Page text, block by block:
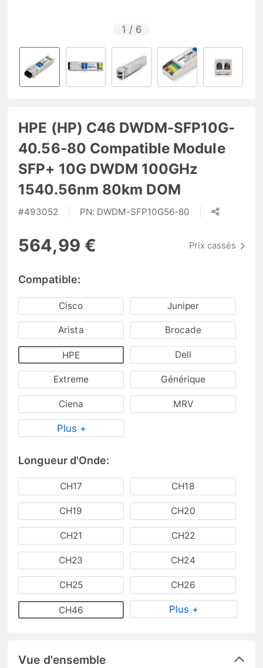
1 / 6
HPE (HP) C46 DWDM-SFP10G-
40.56-80 Compatible Module
SFP+ 10G DWDM 100GHz
1540.56nm 80km DOM
#493052 PN: DWDM-SFP10G56-80
564,99 € Prix cassés
Compatible:
Cisco Juniper
Arista Brocade
HPE Dell
Extreme Générique
Ciena MRV
Plus +
Longueur d'Onde:
CH17 CH18
CH19 CH20
CH21 CH22
CH23 CH24
CH25 CH26
CH46 Plus +
Vue d'ensemble